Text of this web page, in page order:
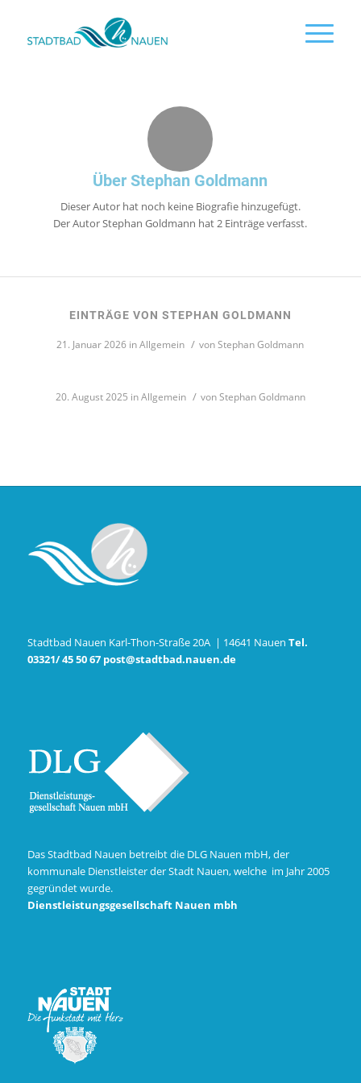
ÜberStephan Goldmann
Dieser Autor hat noch keine Biografie hinzugefügt.
Der AutorStephan Goldmann hat 2 Einträge verfasst.
EINTRÄGE VON STEPHAN GOLDMANN
21. Januar 2026 inAllgemein / vonStephan Goldmann
20. August 2025 inAllgemein / vonStephan Goldmann
Stadtbad Nauen Karl-Thon-Straße 20A | 14641 Nauen Tel.
03321/ 45 50 67 post@stadtbad.nauen.de
Das Stadtbad Nauen betreibt die DLG Nauen mbH, der
kommunale Dienstleister der Stadt Nauen, welche im Jahr 2005
gegründet wurde.
Dienstleistungsgesellschaft Nauen mbh